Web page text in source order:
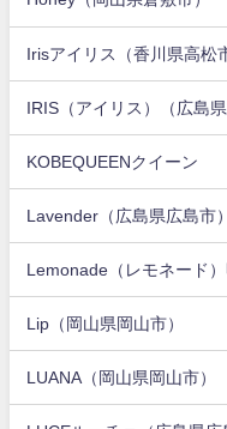
Irisアイリス（香川県高松
IRIS（アイリス）（広島県
KOBEQUEENクイーン
Lavender（広島県広島市）
Lemonade（レモネード
Lip（岡山県岡山市）
LUANA（岡山県岡山市）